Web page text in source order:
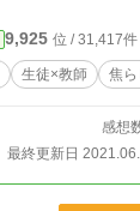
9,925 位 / 31,417件
生徒×教師 焦ら
感想
最終更新日